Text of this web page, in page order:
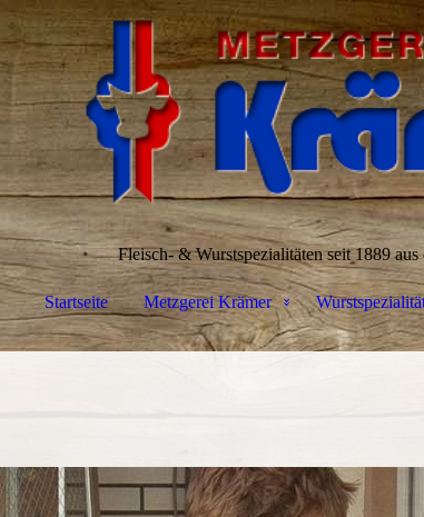
Fleisch- & Wurstspezialitäten seit 1889
Startseite Metzgerei Krämer